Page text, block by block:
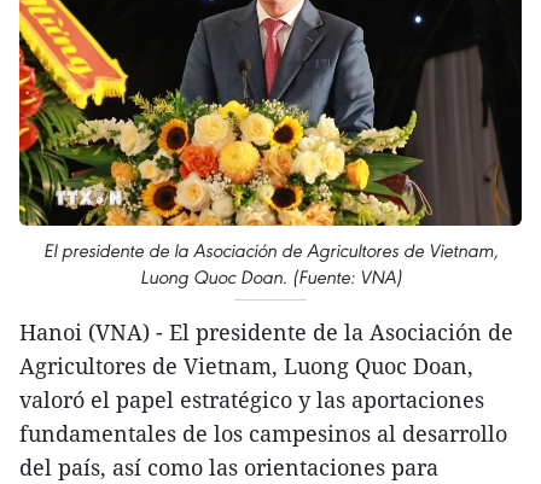
El presidente de la Asociación de Agricultores de Vietnam,
Luong Quoc Doan. (Fuente: VNA)
Hanoi (VNA) - El presidente de la Asociación de
Agricultores de Vietnam, Luong Quoc Doan,
valoró el papel estratégico y las aportaciones
fundamentales de los campesinos al desarrollo
del país, así como las orientaciones para